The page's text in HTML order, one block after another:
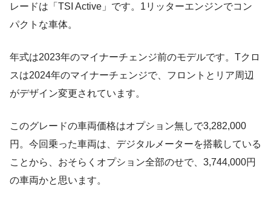
レードは「TSI Active」です。1リッターエンジンでコン
パクトな車体。
年式は2023年のマイナーチェンジ前のモデルです。Tクロ
スは2024年のマイナーチェンジで、フロントとリア周辺
がデザイン変更されています。
このグレードの車両価格はオプション無しで3,282,000
円。今回乗った車両は、デジタルメーターを搭載している
ことから、おそらくオプション全部のせで、3,744,000円
の車両かと思います。